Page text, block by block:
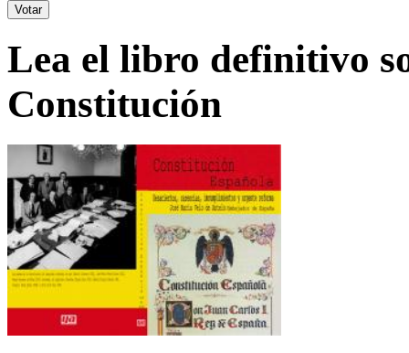
Lea el libro definitivo
Constitución